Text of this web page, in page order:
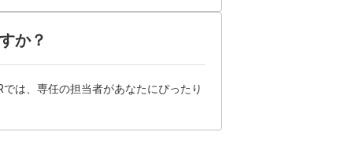
か？
は、専任の担当者があなたにぴったり